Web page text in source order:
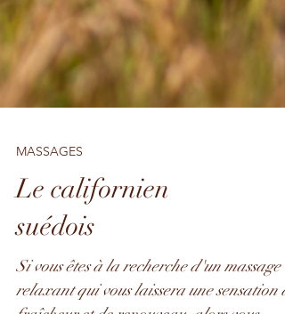
MASSAGES
Le californien
suédois
Si vous êtes à la recherche d'un massage